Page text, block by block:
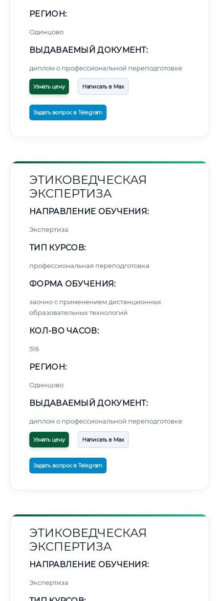
РЕГИОН:
Одинцово
ВЫДАВАЕМЫЙ ДОКУМЕНТ:
диплом о профессиональной переподготовке
Узнать цену Написать в Max
Задать вопрос в Telegram
ЭТИКОВЕДЧЕСКАЯ
ЭКСПЕРТИЗА
НАПРАВЛЕНИЕ ОБУЧЕНИЯ:
Экспертиза
ТИП КУРСОВ:
профессиональная переподготовка
ФОРМА ОБУЧЕНИЯ:
заочно с применением дистанционных
образовательных технологий
КОЛ-ВО ЧАСОВ:
516
РЕГИОН:
Одинцово
ВЫДАВАЕМЫЙ ДОКУМЕНТ:
диплом о профессиональной переподготовке
Узнать цену Написать в Max
Задать вопрос в Telegram
ЭТИКОВЕДЧЕСКАЯ
ЭКСПЕРТИЗА
НАПРАВЛЕНИЕ ОБУЧЕНИЯ:
Экспертиза